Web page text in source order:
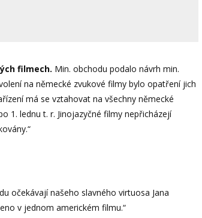
filmech. Min. obchodu podalo návrh min.
na německé zvukové filmy bylo opatření jich
má se vztahovat na všechny německé
1. lednu t. r. Jinojazyčné filmy nepřicházejí
očekávají našeho slavného virtuosa Jana
v jednom americkém filmu.“